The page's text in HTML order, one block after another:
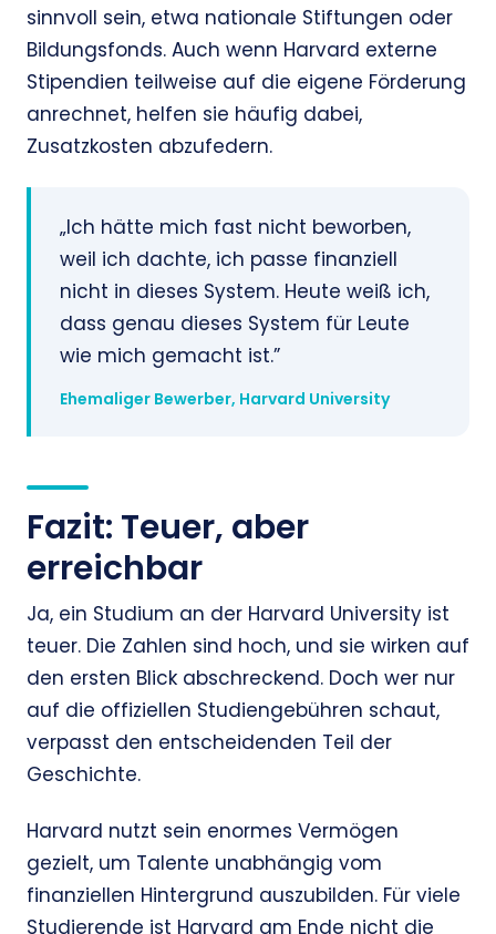
sinnvoll sein, etwa nationale Stiftungen oder
Bildungsfonds. Auch wenn Harvard externe
Stipendien teilweise auf die eigene Förderung
anrechnet, helfen sie häufig dabei,
Zusatzkosten abzufedern.
„Ich hätte mich fast nicht beworben,
weil ich dachte, ich passe finanziell
nicht in dieses System. Heute weiß ich,
dass genau dieses System für Leute
wie mich gemacht ist.”
Ehemaliger Bewerber, Harvard University
Fazit: Teuer, aber
erreichbar
Ja, ein Studium an der Harvard University ist
teuer. Die Zahlen sind hoch, und sie wirken auf
den ersten Blick abschreckend. Doch wer nur
auf die offiziellen Studiengebühren schaut,
verpasst den entscheidenden Teil der
Geschichte.
Harvard nutzt sein enormes Vermögen
gezielt, um Talente unabhängig vom
finanziellen Hintergrund auszubilden. Für viele
Studierende ist Harvard am Ende nicht die